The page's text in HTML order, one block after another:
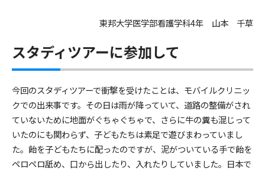
東邦大学医学部看護学科4年 山本 千草
スタディツアーに参加して
今回のスタディツアーで衝撃を受けたことは、モバイルクリニッ
クでの出来事です。その日は雨が降っていて、道路の整備がされ
ていないために地面がぐちゃぐちゃで、さらに牛の糞も混じって
いたのにも関わらず、子どもたちは素足で遊びまわっていまし
た。飴を子どもたちに配ったのですが、泥がついている手で飴を
ペロペロ舐め、口から出したり、入れたりしていました。日本で